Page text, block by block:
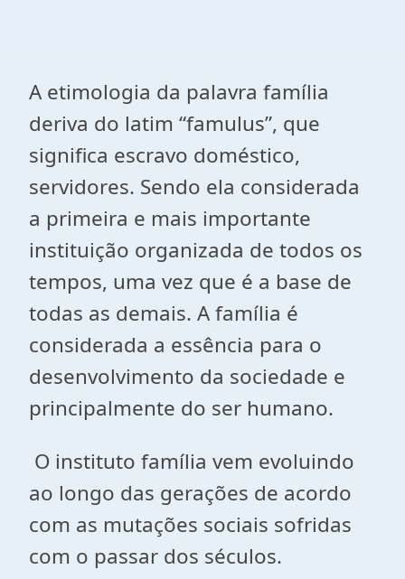
A etimologia da palavra família
deriva do latim “famulus”, que
significa escravo doméstico,
servidores. Sendo ela considerada
a primeira e mais importante
instituição organizada de todos os
tempos, uma vez que é a base de
todas as demais. A família é
considerada a essência para o
desenvolvimento da sociedade e
principalmente do ser humano.
O instituto família vem evoluindo
ao longo das gerações de acordo
com as mutações sociais sofridas
com o passar dos séculos.